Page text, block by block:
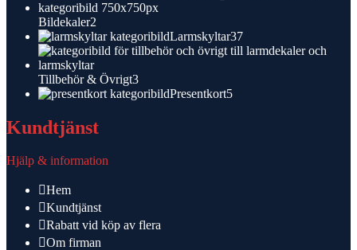
Bildekaler2
produkter
Larmskyltar3737
produkter
Tillbehör & Övrigt33
produkterPresentkort55
Kundtjänst
Hjälp & information
Hem
Kundtjänst
Rabatt vid köp av flera
Om firman